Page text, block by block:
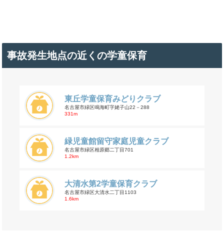
事故発生地点の近くの学童保育
東丘学童保育みどりクラブ
名古屋市緑区鳴海町字姥子山22－288
331m
緑児童館留守家庭児童クラブ
名古屋市緑区相原郷二丁目701
1.2km
大清水第2学童保育クラブ
名古屋市緑区大清水二丁目1103
1.6km